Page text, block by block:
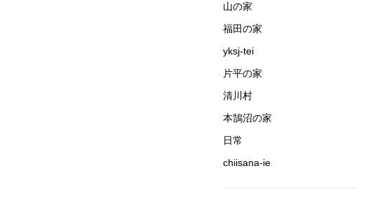
山の家
福田の家
yksj-tei
片平の家
清川村
本鵠沼の家
日常
chiisana-ie